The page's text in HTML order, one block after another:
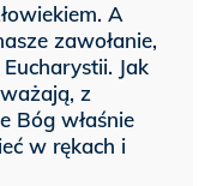
A
zawołanie,
Jak
z
Bóg właśnie
w rękach i